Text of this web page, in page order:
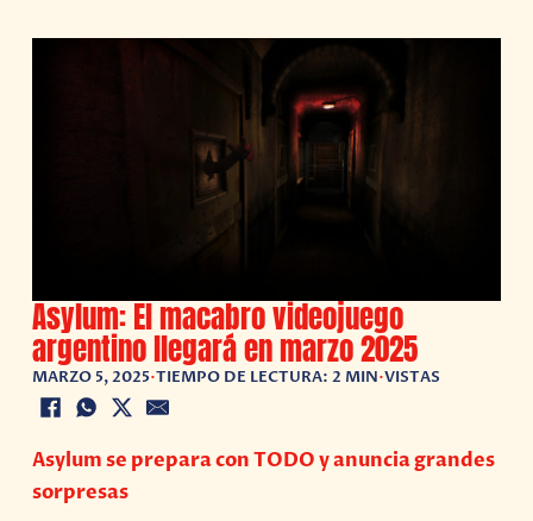
Asylum: El macabro videojuego
argentino llegará en marzo 2025
MARZO 5, 2025•TIEMPO DE LECTURA: 2 MIN•VISTAS
Asylum se prepara con TODO y anuncia grandes
sorpresas